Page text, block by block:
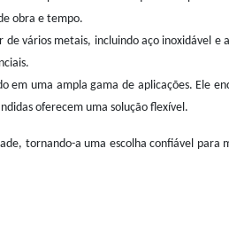
obra e tempo.
vários metais, incluindo aço inoxidável
em uma ampla gama de aplicações. Ele
oferecem uma solução flexível.
tornando-a uma escolha confiável